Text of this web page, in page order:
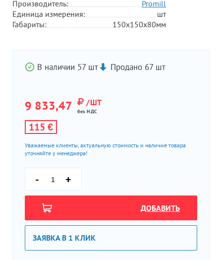
Производитель:
Promill
Единица измерения:
шт
Габариты:
150х150х80мм
В наличии 57 шт Продано 67 шт
9 833,47 /ШТ
без НДС
115 €
Уважаемые клиенты, актуальную стоимость и наличие товара
уточняйте у менеджера!
- +
ДОБАВИТЬ
ЗАЯВКА В 1 КЛИК